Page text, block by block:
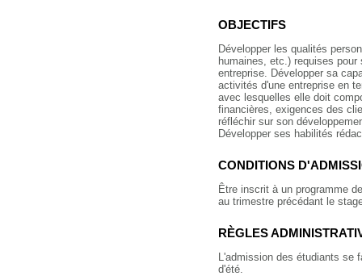
OBJECTIFS
Développer les qualités
humaines, etc.) requises
entreprise. Développer sa
activités d'une entreprise en
avec lesquelles elle doit
financières, exigences des
réfléchir sur son
Développer ses habilités
CONDITIONS
Être inscrit à un programme
au trimestre précédant le
RÈGLES
L'admission des étudiants se
d'été.